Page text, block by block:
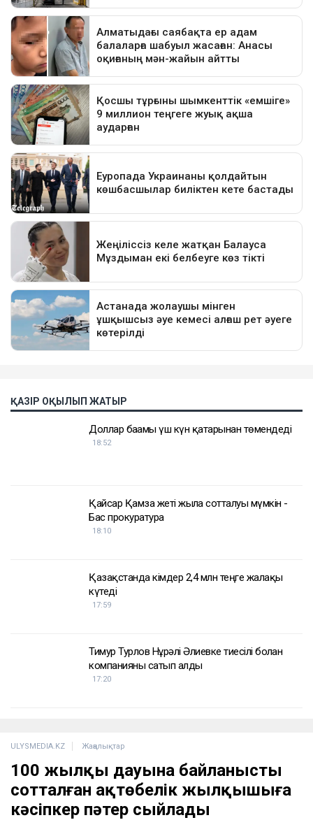
ҚАЗІР ОҚЫЛЫП ЖАТЫР
Доллар бағамы үш күн қатарынан төмендеді
18:52
Қайсар Қамза жеті жылға сотталуы мүмкін -
Бас прокуратура
18:10
Қазақстанда кімдер 2,4 млн теңге жалақы
күтеді
17:59
Тимур Турлов Нұрәлі Әлиевке тиесілі болған
компанияны сатып алды
17:20
ULYSMEDIA.KZ Жаңалықтар
100 жылқы дауына байланысты
сотталған ақтөбелік жылқышыға
кәсіпкер пәтер сыйлады